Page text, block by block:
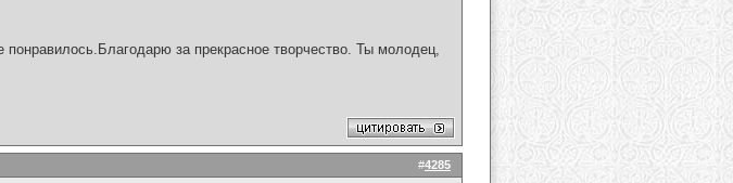
за прекрасное творчество. Ты молодец,
#4285